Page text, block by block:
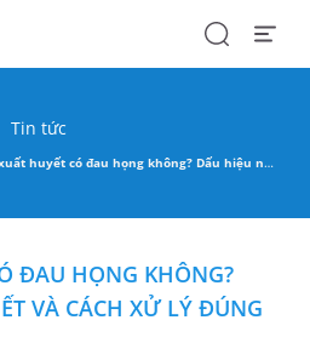
SearchOpen
Tin tức
huyết có đau họng không? Dấu hiệu nhận biết và cách xử lý đúng cách
ĐAU HỌNG KHÔNG?
VÀ CÁCH XỬ LÝ ĐÚNG